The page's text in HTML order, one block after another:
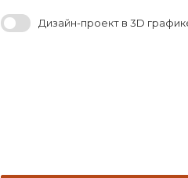
Дизайн-проект в 3D